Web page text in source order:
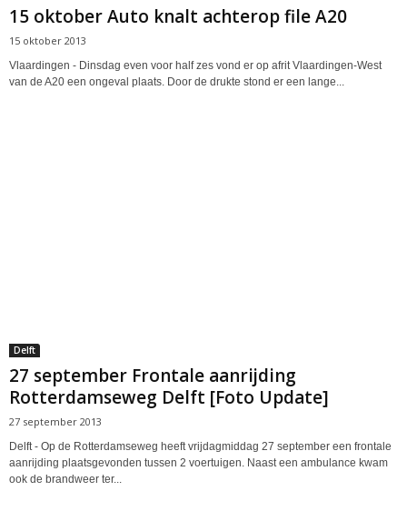
15 oktober Auto knalt achterop file A20
15 oktober 2013
Vlaardingen - Dinsdag even voor half zes vond er op afrit Vlaardingen-West
van de A20 een ongeval plaats. Door de drukte stond er een lange...
Delft
27 september Frontale aanrijding
Rotterdamseweg Delft [Foto Update]
27 september 2013
Delft - Op de Rotterdamseweg heeft vrijdagmiddag 27 september een frontale
aanrijding plaatsgevonden tussen 2 voertuigen. Naast een ambulance kwam
ook de brandweer ter...